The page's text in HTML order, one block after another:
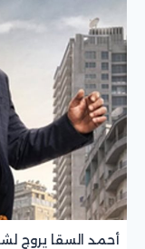
أحمد السقا يروج